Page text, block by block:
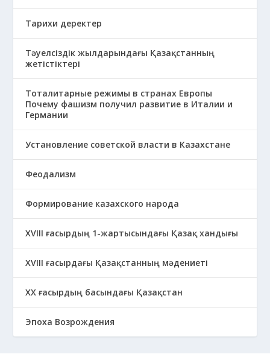
Тарихи деректер
Тәуелсіздік жылдарындағы Қазақстанның
жетістіктері
Тоталитарные режимы в странах Европы
Почему фашизм получил развитие в Италии и
Германии
Установление советской власти в Казахстане
Феодализм
Формирование казахского народа
ХVIII ғасырдың 1-жартысындағы Қазақ хандығы
ХVІІІ ғасырдағы Қазақстанның мәдениеті
ХХ ғасырдың басындағы Қазақстан
Эпоха Возрождения